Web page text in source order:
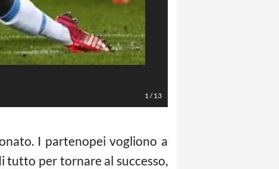
1/13
I partenopei vogliono a
tutto per tornare al successo,